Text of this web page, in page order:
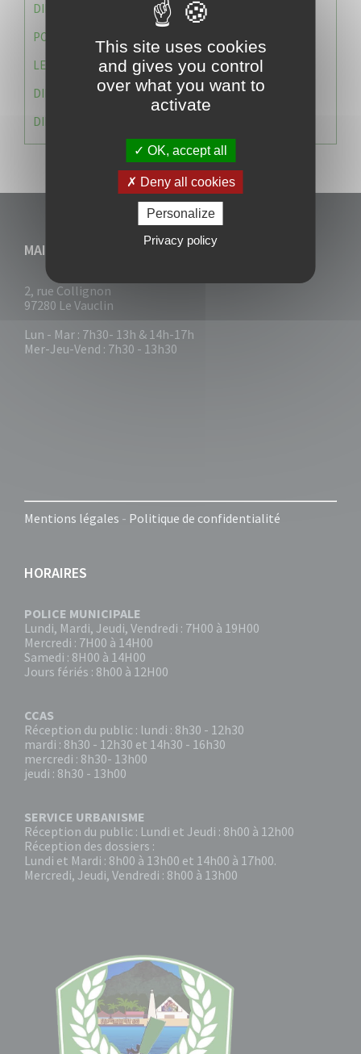
DIRECTION DES SERVICES TECHNIQUES
POLICE MUNICIPALE
LE CABINET DU MAIRE
DIRECTION DES RESSOURCES ET MOYENS
DIRECTION DU DEVELLOPPEMENT URBAIN DURABL
MAIRIE DU VAUCLIN
2, rue Collignon
97280 Le Vauclin
Lun - Mar : 7h30- 13h & 14h-17h
Mer-Jeu-Vend : 7h30 - 13h30
Mentions légales - Politique de confidentialité
HORAIRES
POLICE MUNICIPALE
Lundi, Mardi, Jeudi, Vendredi : 7H00 à 19H00
Mercredi : 7H00 à 14H00
Samedi : 8H00 à 14H00
Jours fériés : 8h00 à 12H00
CCAS
Réception du public : lundi : 8h30 - 12h30
mardi : 8h30 - 12h30 et 14h30 - 16h30
mercredi : 8h30- 13h00
jeudi : 8h30 - 13h00
SERVICE URBANISME
Réception du public : Lundi et Jeudi : 8h00 à 12h00
Réception des dossiers :
Lundi et Mardi : 8h00 à 13h00 et 14h00 à 17h00.
Mercredi, Jeudi, Vendredi : 8h00 à 13h00
This site uses cookies
and gives you control
over what you want to
activate
OK, accept all
Deny all cookies
Personalize
Privacy policy